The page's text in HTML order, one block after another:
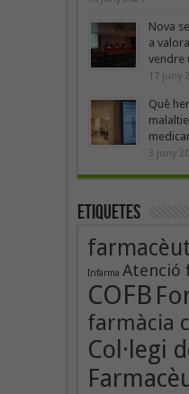
Nova
a
vendre
17 juny
Què
3 juny
Etiquetes
Infarma Atenció
COFB
farmàcia
Col·legi